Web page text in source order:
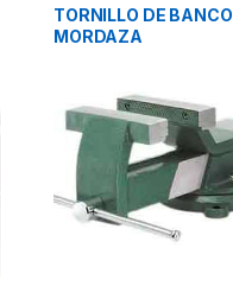
TORNILLO DE BANCO
MORDAZA